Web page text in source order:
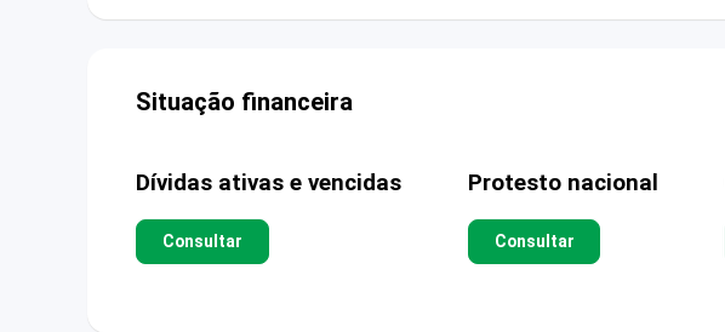
Situação financeira
Dívidas ativas e vencidas
Consultar
Protesto nacional
Consultar